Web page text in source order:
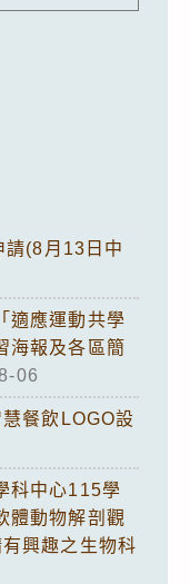
請(8月13日中
適應運動共學
海報及各區簡
06
餐飲LOGO設
科中心115學
體動物解剖觀
興趣之生物科